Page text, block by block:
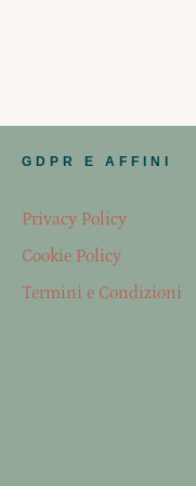
GDPR E AFFINI
Privacy Policy
Cookie Policy
Termini e Condizioni